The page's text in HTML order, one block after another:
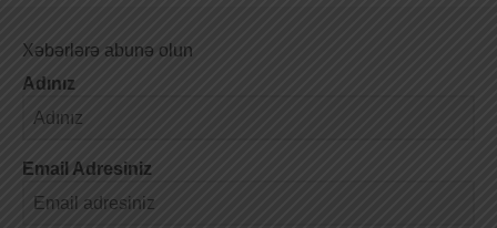
Xəbərlərə abunə olun
Adınız
Email Adresiniz